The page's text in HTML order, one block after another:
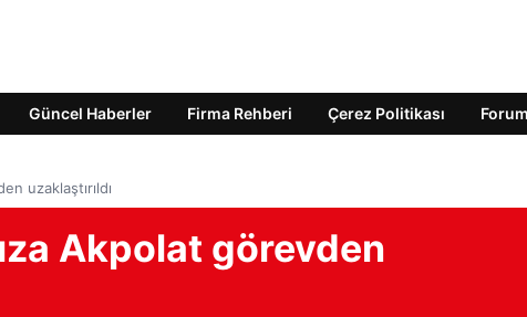
Güncel Haberler Firma Rehberi Çerez Politikası Forum
uzaklaştırıldı
Akpolat görevden